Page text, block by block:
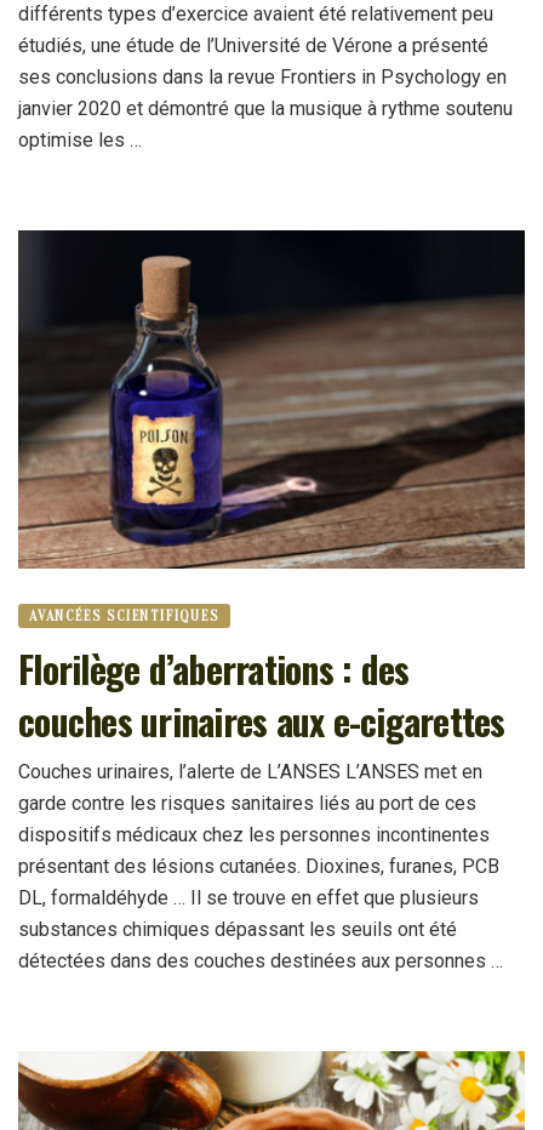
différents types d’exercice avaient été relativement peu
étudiés, une étude de l’Université de Vérone a présenté
ses conclusions dans la revue Frontiers in Psychology en
janvier 2020 et démontré que la musique à rythme soutenu
optimise les …
AVANCÉES SCIENTIFIQUES
Florilège d’aberrations : des
couches urinaires aux e-cigarettes
Couches urinaires, l’alerte de L’ANSES L’ANSES met en
garde contre les risques sanitaires liés au port de ces
dispositifs médicaux chez les personnes incontinentes
présentant des lésions cutanées. Dioxines, furanes, PCB
DL, formaldéhyde … Il se trouve en effet que plusieurs
substances chimiques dépassant les seuils ont été
détectées dans des couches destinées aux personnes …